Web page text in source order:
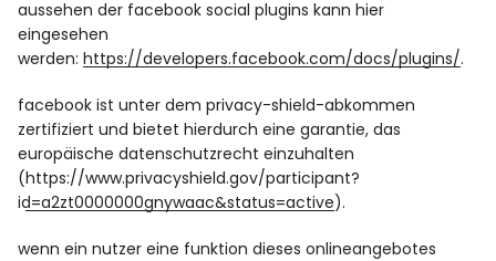
aussehen der facebook social plugins kann hier
eingesehen
werden:https://developers.facebook.com/docs/plugins/.
facebook ist unter dem privacy-shield-abkommen
zertifiziert und bietet hierdurch eine garantie, das
europäische datenschutzrecht einzuhalten
(https://www.privacyshield.gov/participant?
id=a2zt0000000gnywaac&status=active).
wenn ein nutzer eine funktion dieses onlineangebotes